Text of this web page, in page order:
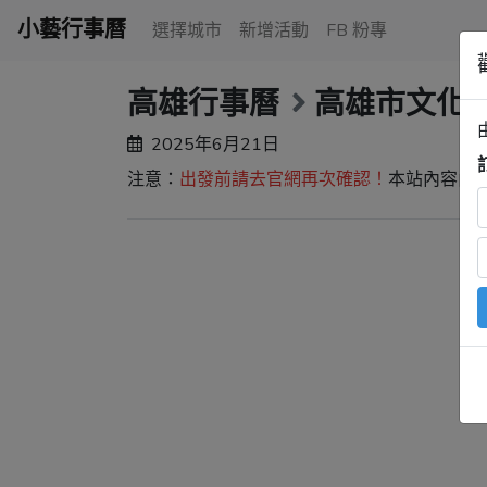
小藝行事曆 選擇城市 新增活動 FB 粉專
高雄行事曆 高雄市文化
2025年6月21日
注意： 出發前請去官網再次確認！ 本站內容由